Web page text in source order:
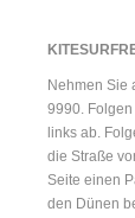
Nehmen Sie
9990.
links ab.
die Straße
Seite einen
den Dünen